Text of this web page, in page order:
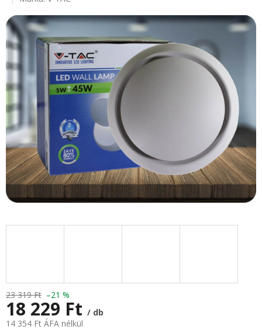
értékelése
ből
0.0
csillag.
23 319 Ft –21 %
18 229 Ft / db
14 354 Ft ÁFA nélkül